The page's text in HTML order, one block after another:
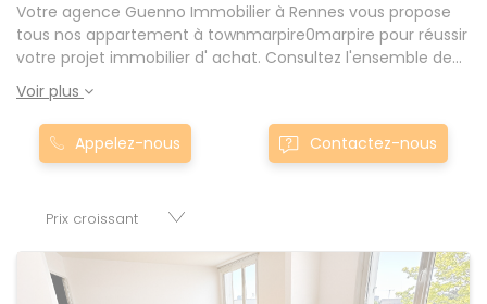
Votre agence Guenno Immobilier à Rennes vous propose
tous nos appartement à townmarpire0marpire pour réussir
votre projet immobilier d' achat. Consultez l'ensemble de
nos offres à Rennes mais également aux alentours : Le
Rheu, Pacé, Montgermont... Nos appartement T5 à
townmarpire0marpire sont proposés au meilleur prix du
marché pour permettre au plus grand nombre de réussir
appartements, maisons, immeubles, terrains et murs.
Voir plus
Appelez-nous Contactez-nous